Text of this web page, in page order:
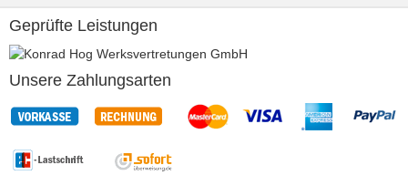
Geprüfte Leistungen
Unsere Zahlungsarten